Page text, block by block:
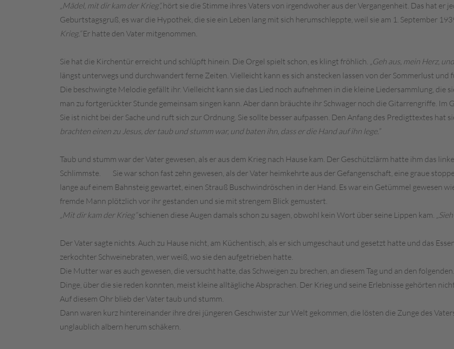
„Mädel, mit dir kam der Krieg“,hört sie die Stimme ihres Vaters von irgendwoher aus der Vergangenheit. Das hat er
Geburtstagsgruß, es war die Hypothek, die sie ein Leben lang mit sich herumschleppte, weil sie am 1. September
Krieg.“Er hatte den Vater mitgenommen.
Sie hat die Kirchentür erreicht und schlüpft hinein. Die Orgel spielt schon, es klingt fröhlich. „Geh aus, mein Herz,
längst unterwegs und durchwandert ferne Zeiten. Vielleicht kann es sich anstecken lassen von der Sommerlust und
Die beschwingte Melodie gefällt ihr. Vielleicht kann sie das Lied noch aufnehmen in die kleine Liedersammlung, die
man zu fortgerückter Stunde gemeinsam singen kann. Aber dann bräuchte ihr Schwager noch die Gitarrengriffe. Im
Sie ist nicht bei der Sache und ruft sich zur Ordnung. Sie sollte besser aufpassen. Den Anfang des Predigttextes hat
brachten einen zu Jesus, der taub und stumm war, und baten ihn, dass er die Hand auf ihn lege.”
Taub und stumm war der Vater gewesen, als er aus dem Krieg nach Hause kam. Der Geschützlärm hatte ihm das
Schlimmste. Sie war schon fast zehn gewesen, als der Vater heimkehrte aus der Gefangenschaft, eine graue
lange auf einem Bahnsteig gewartet, einen Strauß Buschwindröschen in der Hand. Es war ein Getümmel gewesen
fremde Mann plötzlich vor ihr gestanden und sie mit strengem Blick gemustert.
„Mit dir kam der Krieg“schienen diese Augen damals schon zu sagen, obwohl kein Wort über seine Lippen kam.
Der Vater sagte nichts. Auch zu Hause nicht, am Küchentisch, als er sich umgeschaut und gesetzt hatte und das
zerkochter Schweinebraten, wer weiß, wo sie den aufgetrieben hatte.
Die Mutter war es auch gewesen, die versucht hatte, das Schweigen zu brechen, an diesem Tag und an den
Dinge, über die sie reden konnten, meist kleine alltägliche Absprachen. Der Krieg und seine Erlebnisse gehörten
Auf diesem Ohr blieb der Vater taub und stumm.
Dann waren kurz hintereinander ihre drei jüngeren Geschwister zur Welt gekommen, die lösten die Zunge des
unglaublich albern herum schäkern.